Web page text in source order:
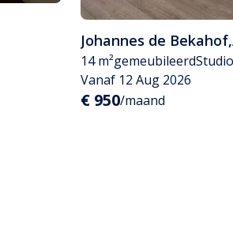
Johannes de Bekahof,
14 m²gemeubileerdStudio
Vanaf 12 Aug 2026
€ 950/maand